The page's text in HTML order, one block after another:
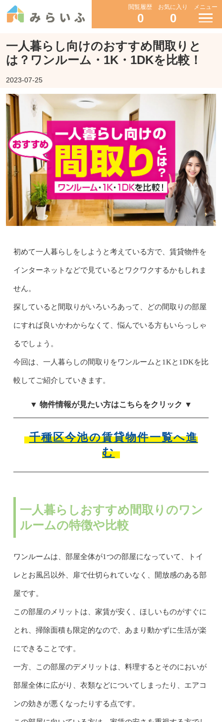
閲覧履歴
0
お気に入り
0
メニュー
一人暮らし向けのおすすめ間取りと
は？ワンルーム・1K・1DKを比較！
2023-07-25
初めて一人暮らしをしようと考えている方で、賃貸物件を
インターネットなどで見ているとワクワクするかもしれま
せん。
探していると間取りがいろいろあって、どの間取りの部屋
にすれば良いかわからなくて、悩んでいる方もいらっしゃ
るでしょう。
今回は、一人暮らしの間取りをワンルームと1Kと1DKを比
較してご紹介していきます。
▼ 物件情報が見たい方はこちらをクリック ▼
千種区今池の賃貸物件一覧へ進
む
一人暮らしおすすめ間取りのワン
ルームの特徴や比較
ワンルームは、部屋全体が1つの部屋になっていて、トイ
レとお風呂以外、扉で仕切られていなく、開放感のある部
屋です。
この部屋のメリットは、家賃が安く、ほしいものがすぐに
とれ、掃除面積も限定的なので、あまり動かずに生活が楽
にできることです。
一方、この部屋のデメリットは、料理するとそのにおいが
部屋全体に広がり、衣類などについてしまったり、エアコ
ンの効きが悪くなったりする点です。